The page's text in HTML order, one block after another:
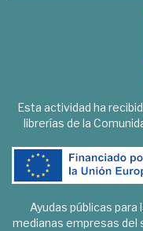
Esta actividad ha
librerías de la
Ayudas públicas
medianas empresas del